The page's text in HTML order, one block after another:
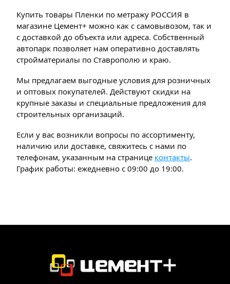
Купить товары Пленки по метражу РОССИЯ в
магазине Цемент+ можно как с самовывозом, так и
с доставкой до объекта или адреса. Собственный
автопарк позволяет нам оперативно доставлять
стройматериалы по Ставрополю и краю.
Мы предлагаем выгодные условия для розничных
и оптовых покупателей. Действуют скидки на
крупные заказы и специальные предложения для
строительных организаций.
Если у вас возникли вопросы по ассортименту,
наличию или доставке, свяжитесь с нами по
телефонам, указанным на странице контакты.
График работы: ежедневно с 09:00 до 19:00.